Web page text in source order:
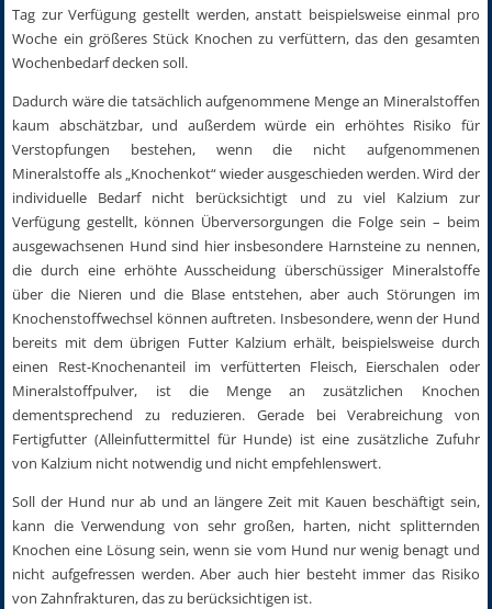
Tag zur Verfügung gestellt werden, anstatt beispielsweise einmal pro
Woche ein größeres Stück Knochen zu verfüttern, das den gesamten
Wochenbedarf decken soll.
Dadurch wäre die tatsächlich aufgenommene Menge an Mineralstoffen
kaum abschätzbar, und außerdem würde ein erhöhtes Risiko für
Verstopfungen bestehen, wenn die nicht aufgenommenen
Mineralstoffe als „Knochenkot“ wieder ausgeschieden werden. Wird der
individuelle Bedarf nicht berücksichtigt und zu viel Kalzium zur
Verfügung gestellt, können Überversorgungen die Folge sein – beim
ausgewachsenen Hund sind hier insbesondere Harnsteine zu nennen,
die durch eine erhöhte Ausscheidung überschüssiger Mineralstoffe
über die Nieren und die Blase entstehen, aber auch Störungen im
Knochenstoffwechsel können auftreten. Insbesondere, wenn der Hund
bereits mit dem übrigen Futter Kalzium erhält, beispielsweise durch
einen Rest-Knochenanteil im verfütterten Fleisch, Eierschalen oder
Mineralstoffpulver, ist die Menge an zusätzlichen Knochen
dementsprechend zu reduzieren. Gerade bei Verabreichung von
Fertigfutter (Alleinfuttermittel für Hunde) ist eine zusätzliche Zufuhr
von Kalzium nicht notwendig und nicht empfehlenswert.
Soll der Hund nur ab und an längere Zeit mit Kauen beschäftigt sein,
kann die Verwendung von sehr großen, harten, nicht splitternden
Knochen eine Lösung sein, wenn sie vom Hund nur wenig benagt und
nicht aufgefressen werden. Aber auch hier besteht immer das Risiko
von Zahnfrakturen, das zu berücksichtigen ist.